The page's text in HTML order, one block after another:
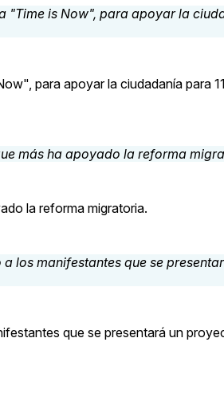
para apoyar la ciudadanía para
la reforma migratoria.
que se presentará un